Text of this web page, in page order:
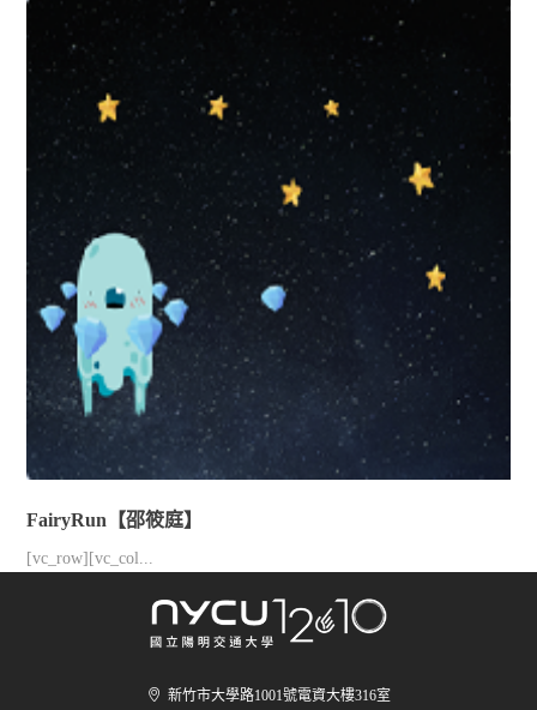
FairyRun【邵筱庭】
[vc_row][vc_col...
新竹市大學路1001號電資大樓316室